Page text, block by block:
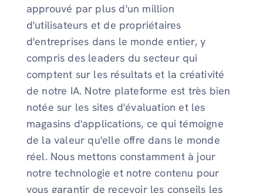
approuvé par plus d'un million
d'utilisateurs et de propriétaires
d'entreprises dans le monde entier, y
compris des leaders du secteur qui
comptent sur les résultats et la créativité
de notre IA. Notre plateforme est très bien
notée sur les sites d'évaluation et les
magasins d'applications, ce qui témoigne
de la valeur qu'elle offre dans le monde
réel. Nous mettons constamment à jour
notre technologie et notre contenu pour
vous garantir de recevoir les conseils les